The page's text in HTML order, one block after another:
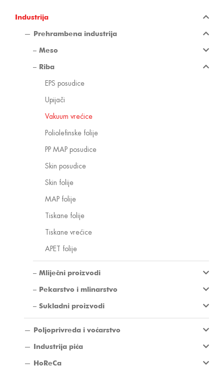
Industrija
Prehrambena industrija
Meso
Riba
EPS posudice
Upijači
Vakuum vrećice
Poliolefinske folije
PP MAP posudice
Skin posudice
Skin folije
MAP folije
Tiskane folije
Tiskane vrećice
APET folije
Mliječni proizvodi
Pekarstvo i mlinarstvo
Sukladni proizvodi
Poljoprivreda i voćarstvo
Industrija pića
HoReCa